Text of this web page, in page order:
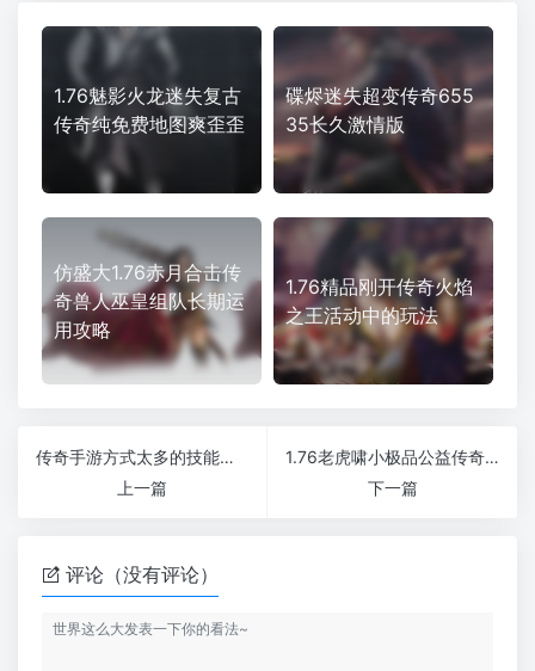
1.76魅影火龙迷失复古
传奇纯免费地图爽歪歪
碟烬迷失超变传奇655
35长久激情版
仿盛大1.76赤月合击传
奇兽人巫皇组队长期运
用攻略
1.76精品刚开传奇火焰
之王活动中的玩法
传奇手游方式太多的技能在中不是一件好事
上一篇
1.76老虎啸小极品公益传奇小怪可爆出幸运项链
下一篇
评论（没有评论）